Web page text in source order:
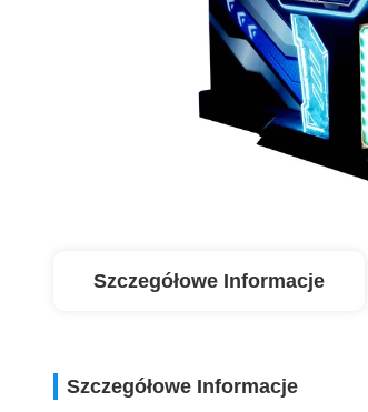
Szczegółowe Informacje
Szczegółowe Informacje